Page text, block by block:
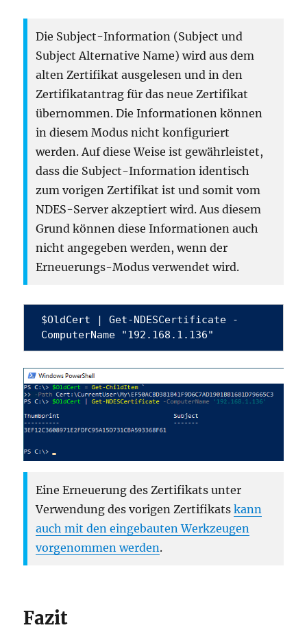
Die Subject-Information (Subject und
Subject Alternative Name) wird aus dem
alten Zertifikat ausgelesen und in den
Zertifikatantrag für das neue Zertifikat
übernommen. Die Informationen können
in diesem Modus nicht konfiguriert
werden. Auf diese Weise ist gewährleistet,
dass die Subject-Information identisch
zum vorigen Zertifikat ist und somit vom
NDES-Server akzeptiert wird. Aus diesem
Grund können diese Informationen auch
nicht angegeben werden, wenn der
Erneuerungs-Modus verwendet wird.
$OldCert | Get-NDESCertificate -
ComputerName "192.168.1.136"
Eine Erneuerung des Zertifikats unter
Verwendung des vorigen Zertifikatskann
auch mit den eingebauten Werkzeugen
vorgenommen werden.
Fazit